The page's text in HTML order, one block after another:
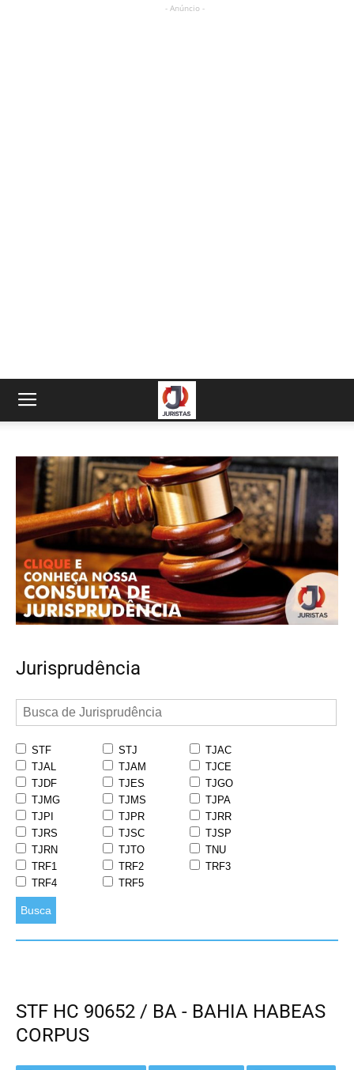
- Anúncio -
Jurisprudência
STF STJ
TJAC
TJAL
TJAM
TJCE
TJDF
TJES
TJGO
TJMG
TJMS
TJPA
TJPI
TJPR
TJRR
TJRS
TJSC
TJSP
TJRN
TJTO
TNU
TRF1
TRF2
TRF3
TRF4
TRF5
Busca
STF HC 90652 / BA - BAHIA HABEAS
CORPUS